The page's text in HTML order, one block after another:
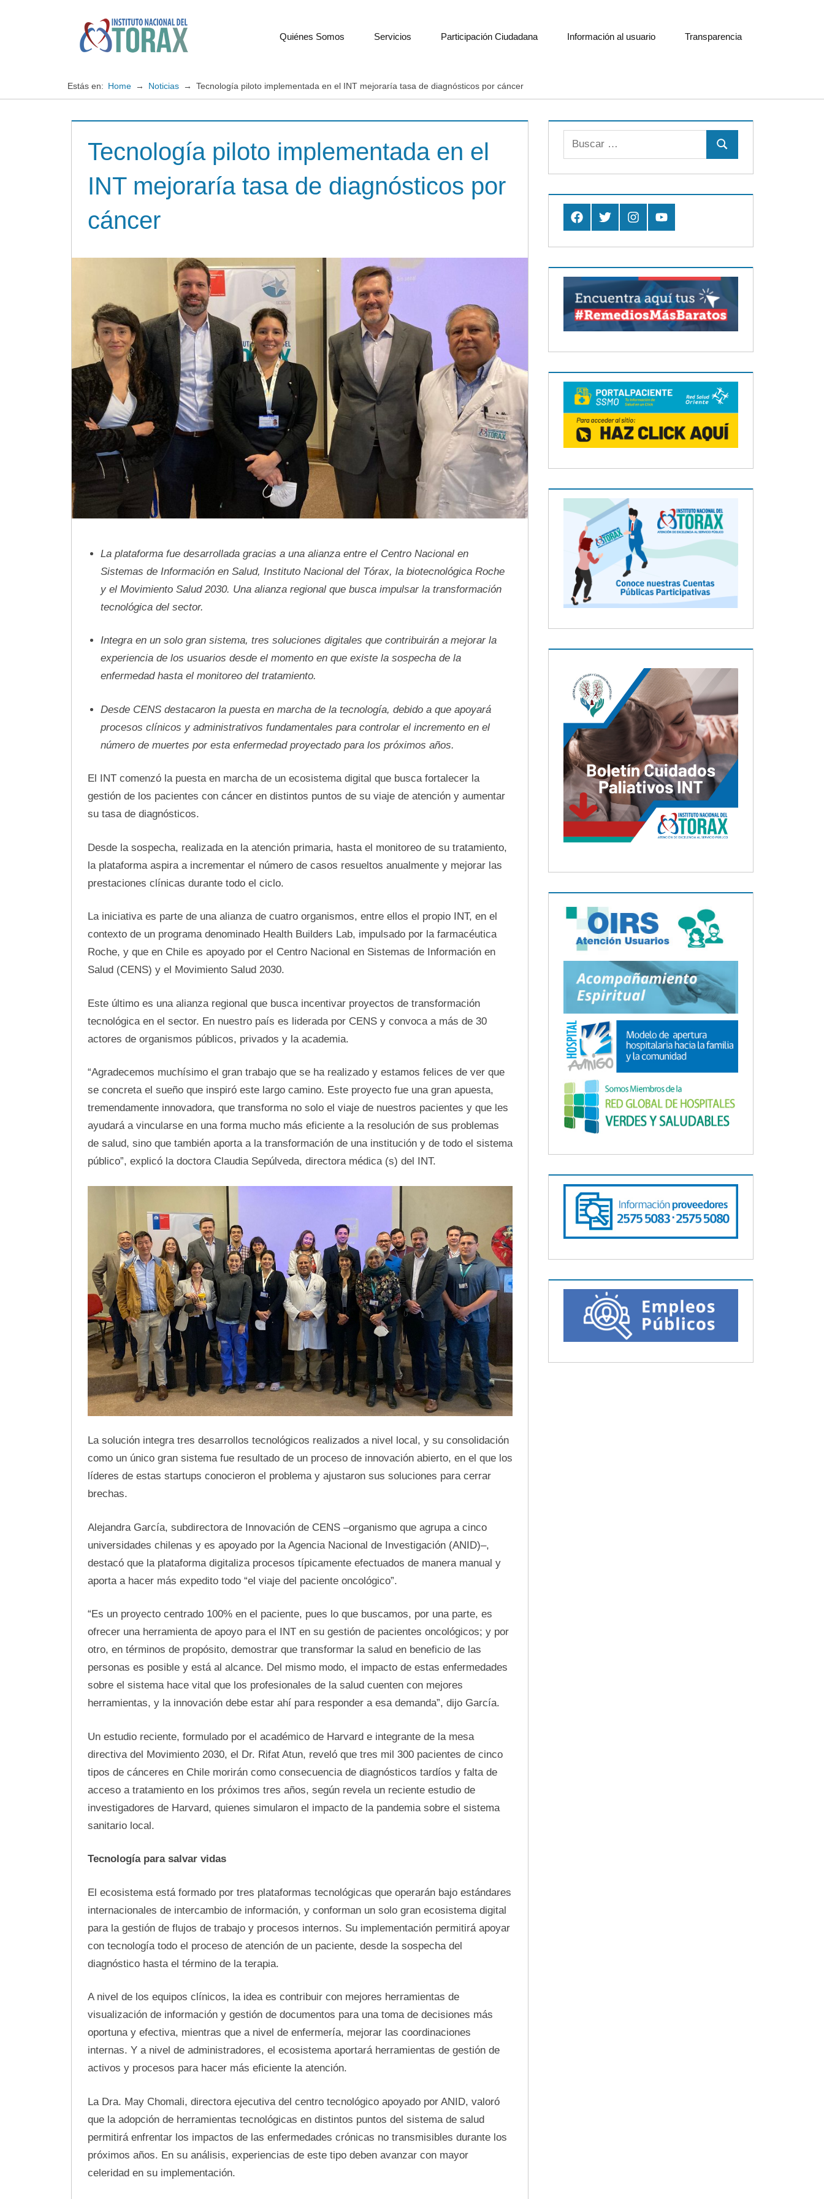
Instituto
Nacional
del
TORAX
Especialistas
cardiopulmonares
Quiénes Somos Servicios Participación Ciudadana Información al usuario Transparencia
Estás en: Home Noticias Tecnología piloto implementada en el INT mejoraría tasa de diagnósticos por cáncer
Tecnología piloto implementada en el
INT mejoraría tasa de diagnósticos por
cáncer
La plataforma fue desarrollada gracias a una alianza entre el Centro Nacional en
Sistemas de Información en Salud, Instituto Nacional del Tórax, la biotecnológica Roche
y el Movimiento Salud 2030. Una alianza regional que busca impulsar la transformación
tecnológica del sector.
Integra en un solo gran sistema, tres soluciones digitales que contribuirán a mejorar la
experiencia de los usuarios desde el momento en que existe la sospecha de la
enfermedad hasta el monitoreo del tratamiento.
Desde CENS destacaron la puesta en marcha de la tecnología, debido a que apoyará
procesos clínicos y administrativos fundamentales para controlar el incremento en el
número de muertes por esta enfermedad proyectado para los próximos años.
El INT comenzó la puesta en marcha de un ecosistema digital que busca fortalecer la
gestión de los pacientes con cáncer en distintos puntos de su viaje de atención y aumentar
su tasa de diagnósticos.
Desde la sospecha, realizada en la atención primaria, hasta el monitoreo de su tratamiento,
la plataforma aspira a incrementar el número de casos resueltos anualmente y mejorar las
prestaciones clínicas durante todo el ciclo.
La iniciativa es parte de una alianza de cuatro organismos, entre ellos el propio INT, en el
contexto de un programa denominado Health Builders Lab, impulsado por la farmacéutica
Roche, y que en Chile es apoyado por el Centro Nacional en Sistemas de Información en
Salud (CENS) y el Movimiento Salud 2030.
Este último es una alianza regional que busca incentivar proyectos de transformación
tecnológica en el sector. En nuestro país es liderada por CENS y convoca a más de 30
actores de organismos públicos, privados y la academia.
“Agradecemos muchísimo el gran trabajo que se ha realizado y estamos felices de ver que
se concreta el sueño que inspiró este largo camino. Este proyecto fue una gran apuesta,
tremendamente innovadora, que transforma no solo el viaje de nuestros pacientes y que les
ayudará a vincularse en una forma mucho más eficiente a la resolución de sus problemas
de salud, sino que también aporta a la transformación de una institución y de todo el sistema
público”, explicó la doctora Claudia Sepúlveda, directora médica (s) del INT.
La solución integra tres desarrollos tecnológicos realizados a nivel local, y su consolidación
como un único gran sistema fue resultado de un proceso de innovación abierto, en el que los
líderes de estas startups conocieron el problema y ajustaron sus soluciones para cerrar
brechas.
Alejandra García, subdirectora de Innovación de CENS –organismo que agrupa a cinco
universidades chilenas y es apoyado por la Agencia Nacional de Investigación (ANID)–,
destacó que la plataforma digitaliza procesos típicamente efectuados de manera manual y
aporta a hacer más expedito todo “el viaje del paciente oncológico”.
“Es un proyecto centrado 100% en el paciente, pues lo que buscamos, por una parte, es
ofrecer una herramienta de apoyo para el INT en su gestión de pacientes oncológicos; y por
otro, en términos de propósito, demostrar que transformar la salud en beneficio de las
personas es posible y está al alcance. Del mismo modo, el impacto de estas enfermedades
sobre el sistema hace vital que los profesionales de la salud cuenten con mejores
herramientas, y la innovación debe estar ahí para responder a esa demanda”, dijo García.
Un estudio reciente, formulado por el académico de Harvard e integrante de la mesa
directiva del Movimiento 2030, el Dr. Rifat Atun, reveló que tres mil 300 pacientes de cinco
tipos de cánceres en Chile morirán como consecuencia de diagnósticos tardíos y falta de
acceso a tratamiento en los próximos tres años, según revela un reciente estudio de
investigadores de Harvard, quienes simularon el impacto de la pandemia sobre el sistema
sanitario local.
Tecnología para salvar vidas
El ecosistema está formado por tres plataformas tecnológicas que operarán bajo estándares
internacionales de intercambio de información, y conforman un solo gran ecosistema digital
para la gestión de flujos de trabajo y procesos internos. Su implementación permitirá apoyar
con tecnología todo el proceso de atención de un paciente, desde la sospecha del
diagnóstico hasta el término de la terapia.
A nivel de los equipos clínicos, la idea es contribuir con mejores herramientas de
visualización de información y gestión de documentos para una toma de decisiones más
oportuna y efectiva, mientras que a nivel de enfermería, mejorar las coordinaciones
internas. Y a nivel de administradores, el ecosistema aportará herramientas de gestión de
activos y procesos para hacer más eficiente la atención.
La Dra. May Chomali, directora ejecutiva del centro tecnológico apoyado por ANID, valoró
que la adopción de herramientas tecnológicas en distintos puntos del sistema de salud
permitirá enfrentar los impactos de las enfermedades crónicas no transmisibles durante los
próximos años. En su análisis, experiencias de este tipo deben avanzar con mayor
celeridad en su implementación.
Buscar:
Buscar
FacebookTwitter InstagramYoutube